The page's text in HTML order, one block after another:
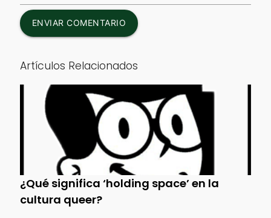
ENVIAR COMENTARIO
Artículos Relacionados
¿Qué significa ‘holding space’ en la
cultura queer?